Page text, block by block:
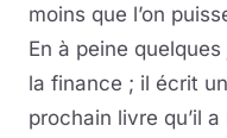
moins que l’on
En à peine
la finance ; il écrit
prochain livre qu’il